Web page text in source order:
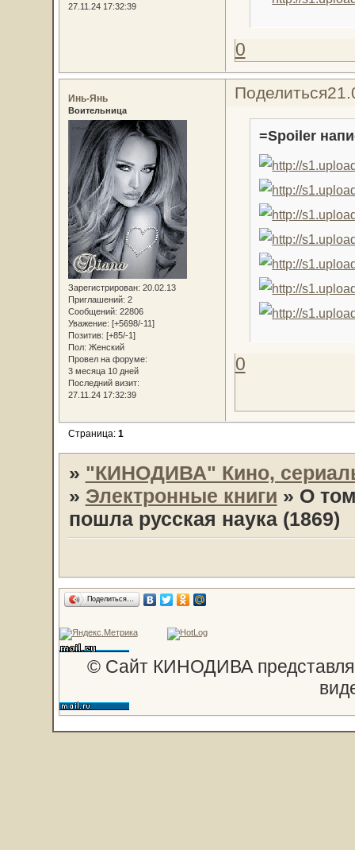
27.11.24 17:32:39
0
Поделиться
Инь-Янь
Воительница
Зарегистрирован: 20.02.13
Приглашений: 2
Сообщений: 22806
Уважение: [+5698/-11]
Позитив: [+85/-1]
Пол: Женский
Провел на форуме:
3 месяца 10 дней
Последний визит:
27.11.24 17:32:39
=Spoiler
0
Страница: 1
» "КИНОДИВА" Кино,
» Электронные книги » О
пошла русская наука (1869)
Поделиться…
© Сайт КИНОДИВА